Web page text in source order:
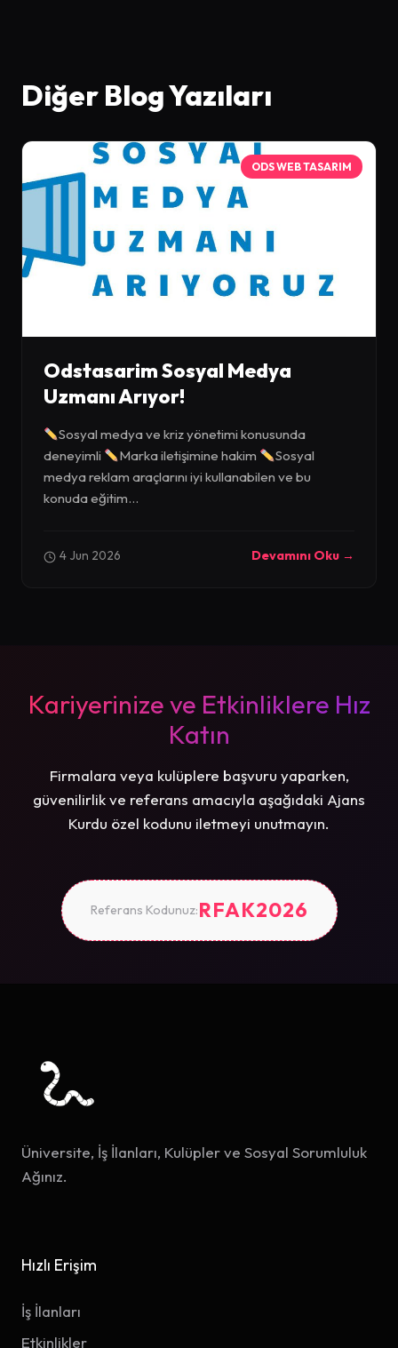
Diğer Blog Yazıları
ODS WEB TASARIM
Odstasarim Sosyal Medya
Uzmanı Arıyor!
Sosyal medya ve kriz yönetimi konusunda
deneyimli
Marka iletişimine hakim
Sosyal
medya reklam araçlarını iyi kullanabilen ve bu
konuda eğitim...
4 Jun 2026 Devamını Oku →
Kariyerinize ve Etkinliklere Hız
Katın
Firmalara veya kulüplere başvuru yaparken,
güvenilirlik ve referans amacıyla aşağıdaki Ajans
Kurdu özel kodunu iletmeyi unutmayın.
Referans Kodunuz:RFAK2026
Üniversite, İş İlanları, Kulüpler ve Sosyal Sorumluluk
Ağınız.
Hızlı Erişim
İş İlanları
Etkinlikler